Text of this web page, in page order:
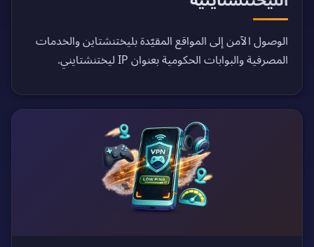
الوصول الآمن إلى المواقع المقيّدة بليختنشتاين والخدمات
المصرفية والبوابات الحكومية بعنوان IP ليختنشتايني.